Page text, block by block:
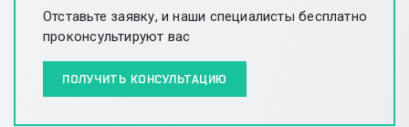
Отставьте заявку, и наши специалисты бесплатно
проконсультируют вас
ПОЛУЧИТЬ КОНСУЛЬТАЦИЮ